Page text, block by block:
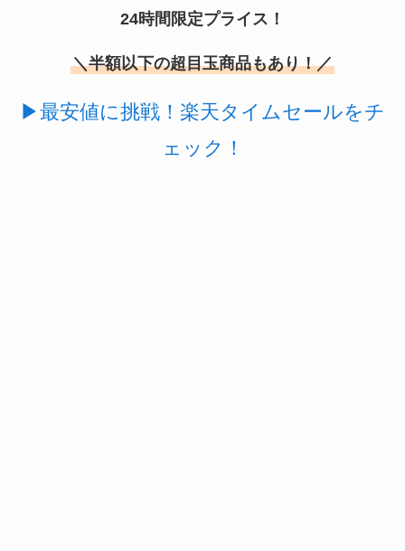
24時間限定プライス！
＼半額以下の超目玉商品もあり！／
▶最安値に挑戦！楽天タイムセールをチ
ェック！